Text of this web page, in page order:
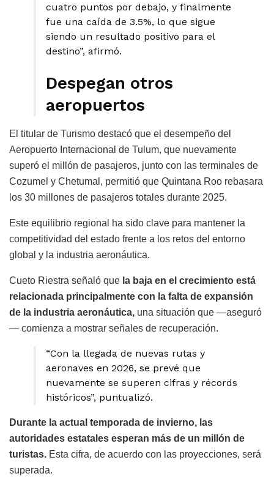
cuatro puntos por debajo, y finalmente
fue una caída de 3.5%, lo que sigue
siendo un resultado positivo para el
destino”, afirmó.
Despegan otros
aeropuertos
El titular de Turismo destacó que el desempeño del
Aeropuerto Internacional de Tulum, que nuevamente
superó el millón de pasajeros, junto con las terminales de
Cozumel y Chetumal, permitió que Quintana Roo rebasara
los 30 millones de pasajeros totales durante 2025.
Este equilibrio regional ha sido clave para mantener la
competitividad del estado frente a los retos del entorno
global y la industria aeronáutica.
Cueto Riestra señaló que la baja en el crecimiento está
relacionada principalmente con la falta de expansión
de la industria aeronáutica, una situación que —aseguró
— comienza a mostrar señales de recuperación.
“Con la llegada de nuevas rutas y
aeronaves en 2026, se prevé que
nuevamente se superen cifras y récords
históricos”, puntualizó.
Durante la actual temporada de invierno, las
autoridades estatales esperan más de un millón de
turistas. Esta cifra, de acuerdo con las proyecciones, será
superada.